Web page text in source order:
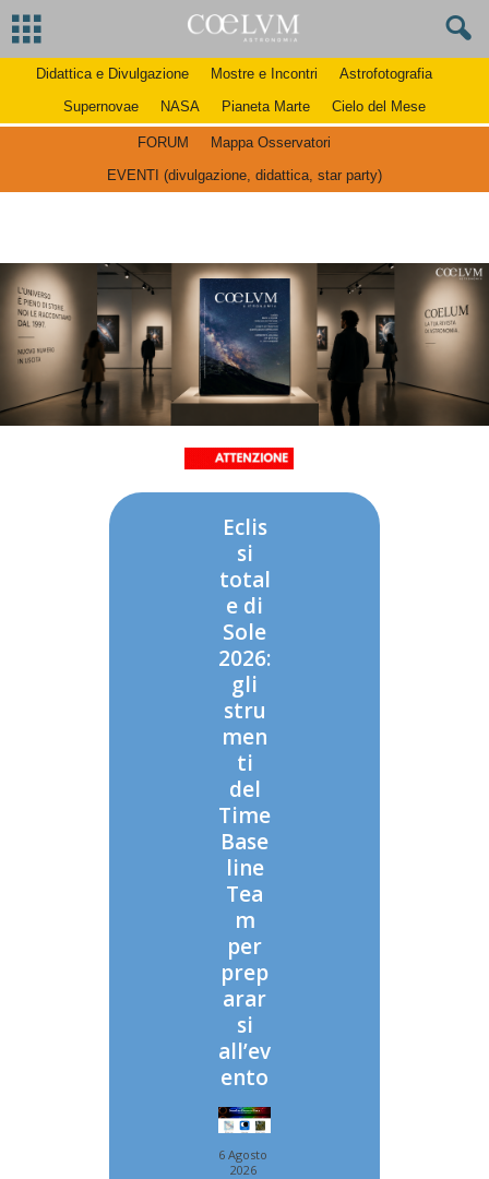
Didattica e Divulgazione Mostre e Incontri
Astrofotografia
Supernovae
NASA Pianeta Marte Cielo del Mese
FORUM
Mappa Osservatori
EVENTI (divulgazione, didattica, star party)
Eclis
si
total
e di
Sole
2026:
gli
stru
men
ti
del
Time
Base
line
Tea
m
per
prep
arar
si
all’ev
ento
6 Agosto
2026